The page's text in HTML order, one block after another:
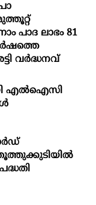
പാദ ലാഭം 81
വർദ്ധനവ്
എൽഐസി
തൂത്തുക്കുടിയിൽ